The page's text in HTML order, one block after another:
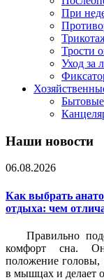
При
Трости
Уход за
Наши новости
06.08.2026
Как выбрать
отдыха: чем
Правильно
комфорт сна.
положение
в мышцах и делает